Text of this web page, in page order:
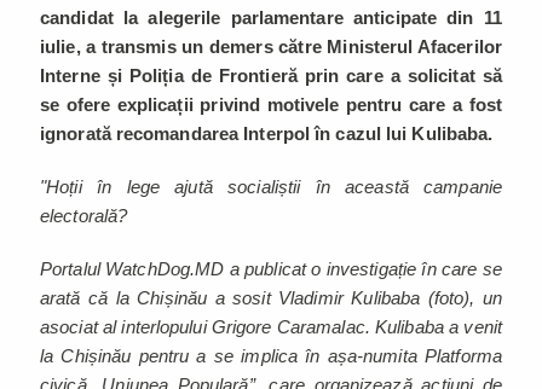
candidat la alegerile parlamentare anticipate din 11
iulie, a transmis un demers către Ministerul Afacerilor
Interne și Poliția de Frontieră prin care a solicitat să
se ofere explicații privind motivele pentru care a fost
ignorată recomandarea Interpol în cazul lui Kulibaba.
"Hoții în lege ajută socialiștii în această campanie
electorală?
Portalul WatchDog.MD a publicat o investigație în care se
arată că la Chișinău a sosit Vladimir Kulibaba (foto), un
asociat al interlopului Grigore Caramalac. Kulibaba a venit
la Chișinău pentru a se implica în așa-numita Platforma
civică „Uniunea Populară”, care organizează acțiuni de